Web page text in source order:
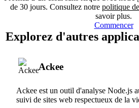
de 30 jours. Consultez notre politique
savoir plus.
Commencer
Explorez d'autres
Ackee
Ackee est un outil d'analyse Node.js
suivi de sites web respectueux de la